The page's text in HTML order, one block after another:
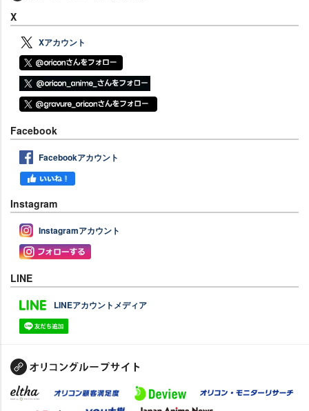
X
Xアカウント
Facebook
Facebookアカウント
Instagram
Instagramアカウント
LINE
LINEアカウントメディア